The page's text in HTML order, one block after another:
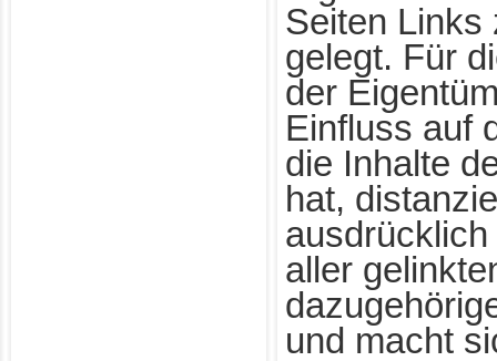
Seiten Links
gelegt. Für
der
Einfluss auf
die Inhalte
hat,
aller
und macht